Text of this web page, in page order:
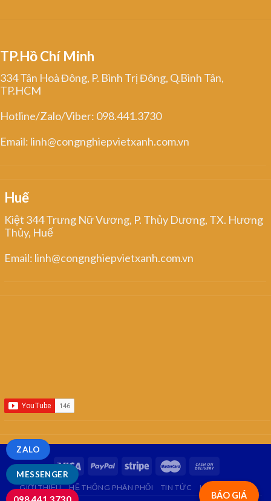
TP.Hồ Chí Minh
334 Tân Hoà Đông, P. Bình Trị Đông, Q.Bình Tân,
TP.HCM
Hotline/Zalo/Viber: 098.441.3730
Email: linh@congnghiepvietxanh.com.vn
Huế
Kiệt 344 Trưng Nữ Vương, P. Thủy Dương, TX. Hương
Thủy, Huế
Email: linh@congnghiepvietxanh.com.vn
BÁO GIÁ
GIỚI THIỆU HỆ THỐNG PHÂN PHỐI TIN TỨC LIÊN HỆ
MESSENGER
ZALO